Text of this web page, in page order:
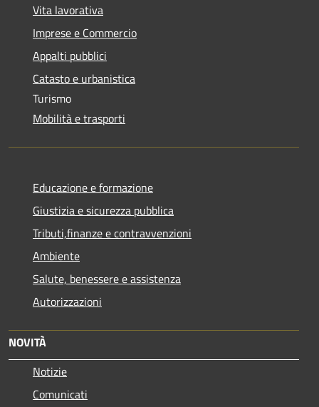
Vita lavorativa
Imprese e Commercio
Appalti pubblici
Catasto e urbanistica
Turismo
Mobilità e trasporti
Educazione e formazione
Giustizia e sicurezza pubblica
Tributi,finanze e contravvenzioni
Ambiente
Salute, benessere e assistenza
Autorizzazioni
NOVITÀ
Notizie
Comunicati